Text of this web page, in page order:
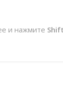
и нажмите